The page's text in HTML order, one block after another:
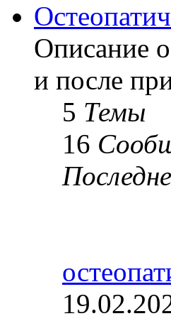
Описание
и после
5 Темы
16